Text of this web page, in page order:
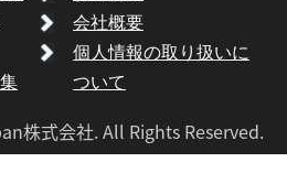
会社概要
個人情報の取り扱いに
ついて
株式会社. All Rights Reserved.